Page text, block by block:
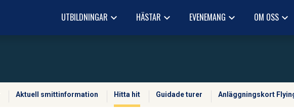
UTBILDNINGAR keyboard_arrow_down HÄSTAR keyboard_arrow_down EVENEMANG keyboard_arrow_down OM OSS keyboard_arrow_down
Aktuell smittinformation Hitta hit Guidade turer Anläggningskort